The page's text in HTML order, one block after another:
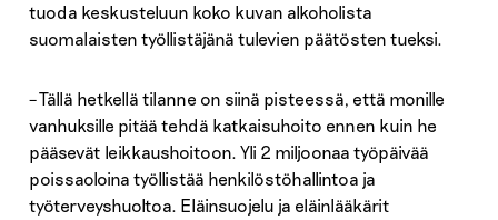
tuoda keskusteluun koko kuvan alkoholista
suomalaisten työllistäjänä tulevien päätösten tueksi.
– Tällä hetkellä tilanne on siinä pisteessä, että monille
vanhuksille pitää tehdä katkaisuhoito ennen kuin he
pääsevät leikkaushoitoon. Yli 2 miljoonaa työpäivää
poissaoloina työllistää henkilöstöhallintoa ja
työterveyshuoltoa. Eläinsuojelu ja eläinlääkärit